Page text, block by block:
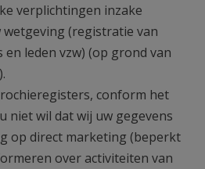
verplichtingen inzake
(registratie van
leden vzw) (op grond van
conform het
niet wil dat wij uw gegevens
op direct marketing (beperkt
over activiteiten van